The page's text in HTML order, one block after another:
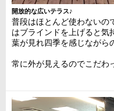
開放的な広いテラス♪
普段はほとんど使わないの
はブラインドを上げると気
葉が見れ四季を感じながら
常に外が見えるのでこだわ